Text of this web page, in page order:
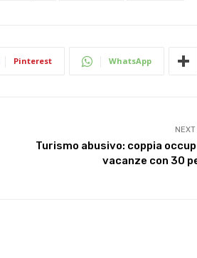
Pinterest WhatsApp
Turismo abusivo: coppia
vacanze con 30